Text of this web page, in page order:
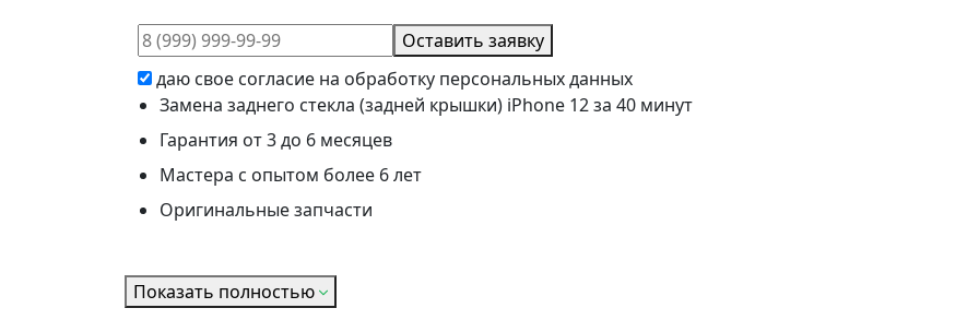
Оставить заявку
даю свое согласие на обработку персональных данных
Замена заднего стекла (задней крышки) iPhone 12 за 40 минут
Гарантия от 3 до 6 месяцев
Мастера с опытом более 6 лет
Оригинальные запчасти
Показать полностью